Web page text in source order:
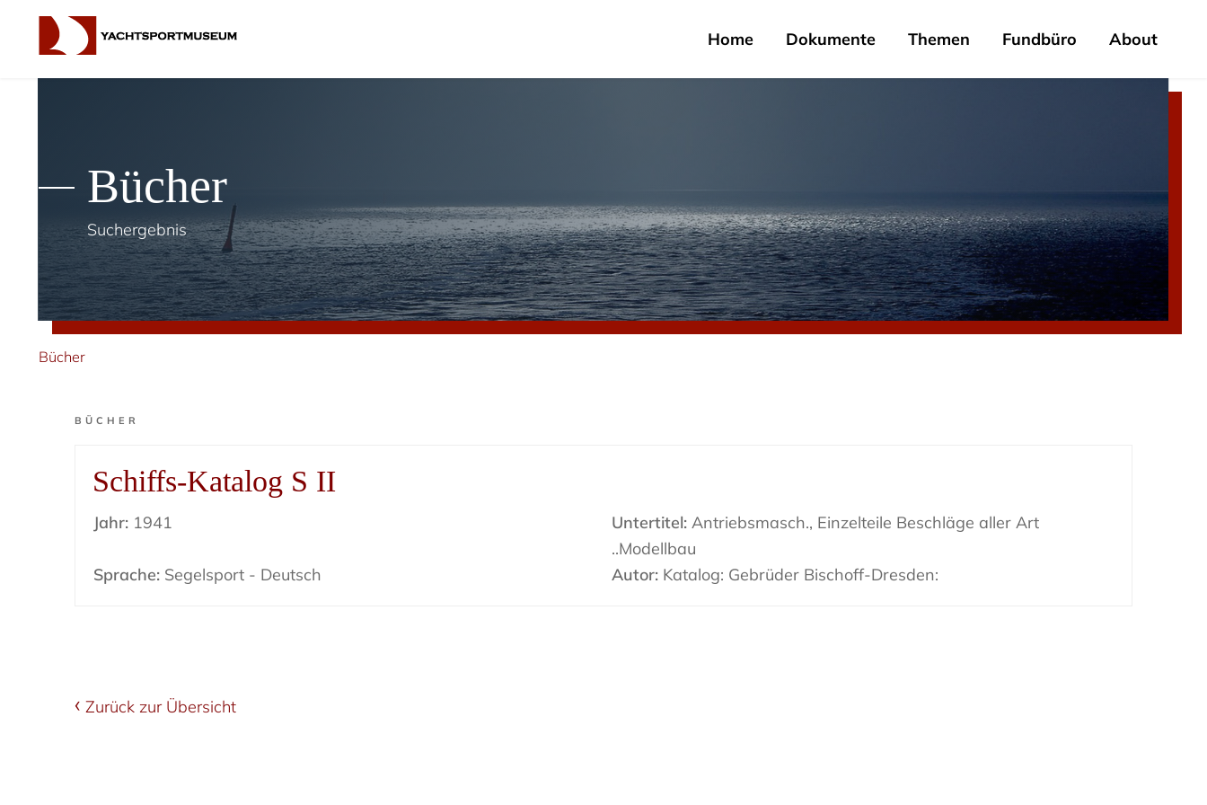
Home Dokumente Themen Fundbüro About
Bücher
Suchergebnis
Bücher
BÜCHER
Schiffs-Katalog S II
Jahr: 1941 Untertitel:Antriebsmasch., Einzelteile Beschläge aller Art
..Modellbau
Sprache: Segelsport - Deutsch Autor:Katalog: Gebrüder Bischoff-Dresden:
Zurück zur Übersicht